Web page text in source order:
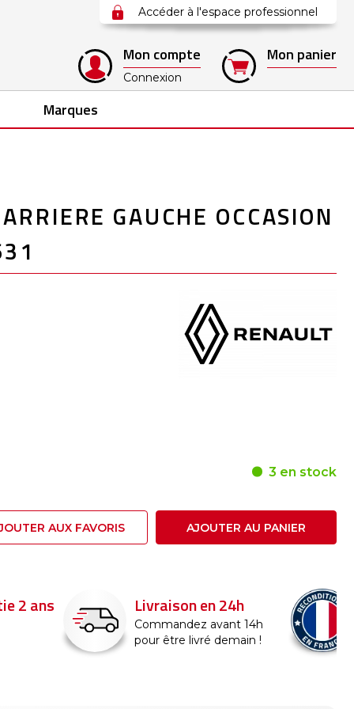
Accéder à l'espace professionnel
Mon compte
Connexion
Mon panier
Marques
GAUCHE OCCASION
3 en stock
AUX FAVORIS AJOUTER AU PANIER
en 24h
avant 14h
demain !
Reconditionné en
France